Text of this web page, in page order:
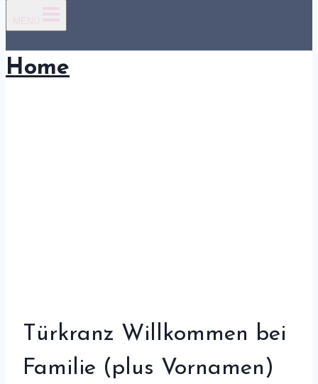
MENÜ
Home
Türkranz Willkommen bei
Familie (plus Vornamen)